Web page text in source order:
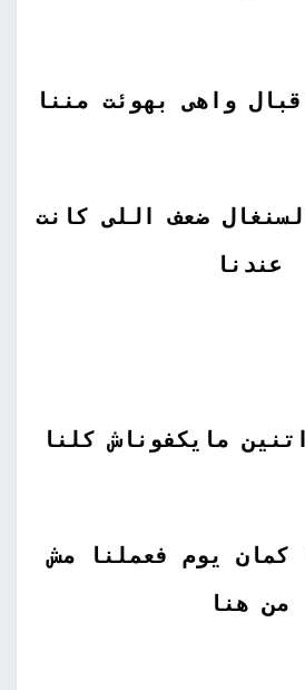
واهى بهوئت مننا
ضعف اللى كانت
عندنا
مايكفوناش كلنا
كمان يوم فعملنا مش
من هنا